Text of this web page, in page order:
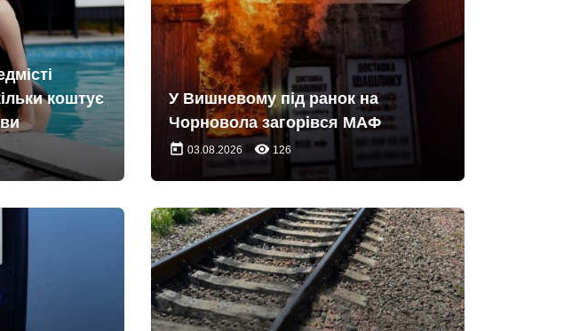
коштує
У Вишневому під ранок на
Чорновола загорівся МАФ
today 03.08.2026 remove_red_eye 126